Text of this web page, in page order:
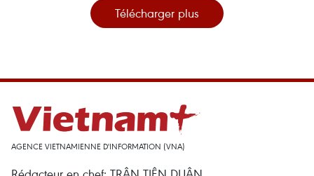
Télécharger plus
AGENCE VIETNAMIENNE D'INFORMATION (VNA)